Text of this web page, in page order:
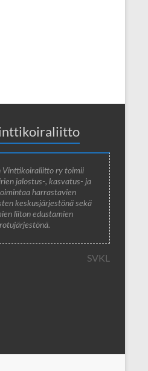
Vinttikoiraliitto ry toimii
jalostus-, kasvatus- ja
harrastavien
keskusjärjestönä sekä
liiton edustamien
SVKL